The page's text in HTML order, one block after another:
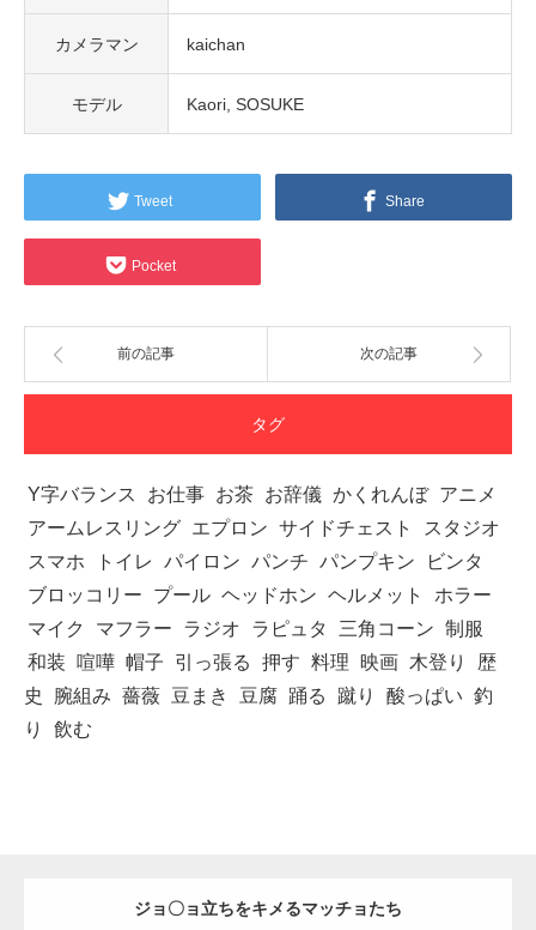
カメラマン kaichan
モデル Kaori SOSUKE
Tweet Share
Pocket
前の記事 次の記事
タグ
Y字バランス お仕事 お茶 お辞儀 かくれんぼ アニメ
アームレスリング エプロン サイドチェスト
スタジオ
スマホ
トイレ パイロン パンチ パンプキン
ビンタ
ブロッコリー
プール ヘッドホン ヘルメット
ホラー
マイク
マフラー ラジオ ラピュタ 三角コーン 制服
和装
喧嘩 帽子 引っ張る 押す 料理 映画 木登り
歴
史
腕組み 薔薇 豆まき 豆腐 踊る 蹴り 酸っぱい 釣
り
飲む
ジョ〇ョ立ちをキメるマッチョたち